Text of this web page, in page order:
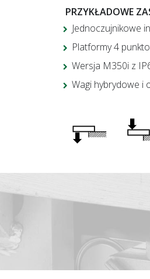
PRZYKŁADOWE
Jednoczujnikowe
Platformy 4
Wersja M350i z
Wagi hybrydowe i